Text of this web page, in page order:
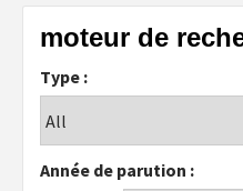
moteur de
Type :
Année de parution :